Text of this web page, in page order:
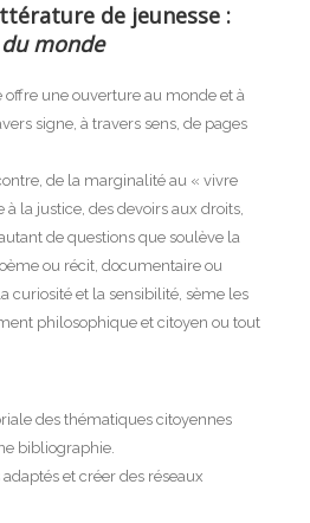
de jeunesse :
monde
offre une ouverture au monde et à
signe, à travers sens, de pages
de la marginalité au « vivre
à la justice, des devoirs aux droits,
de questions que soulève la
ou récit, documentaire ou
curiosité et la sensibilité, sème les
philosophique et citoyen ou tout
des thématiques citoyennes
bibliographie.
et créer des réseaux